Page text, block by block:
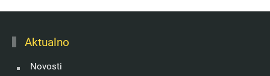
Aktualno
Novosti